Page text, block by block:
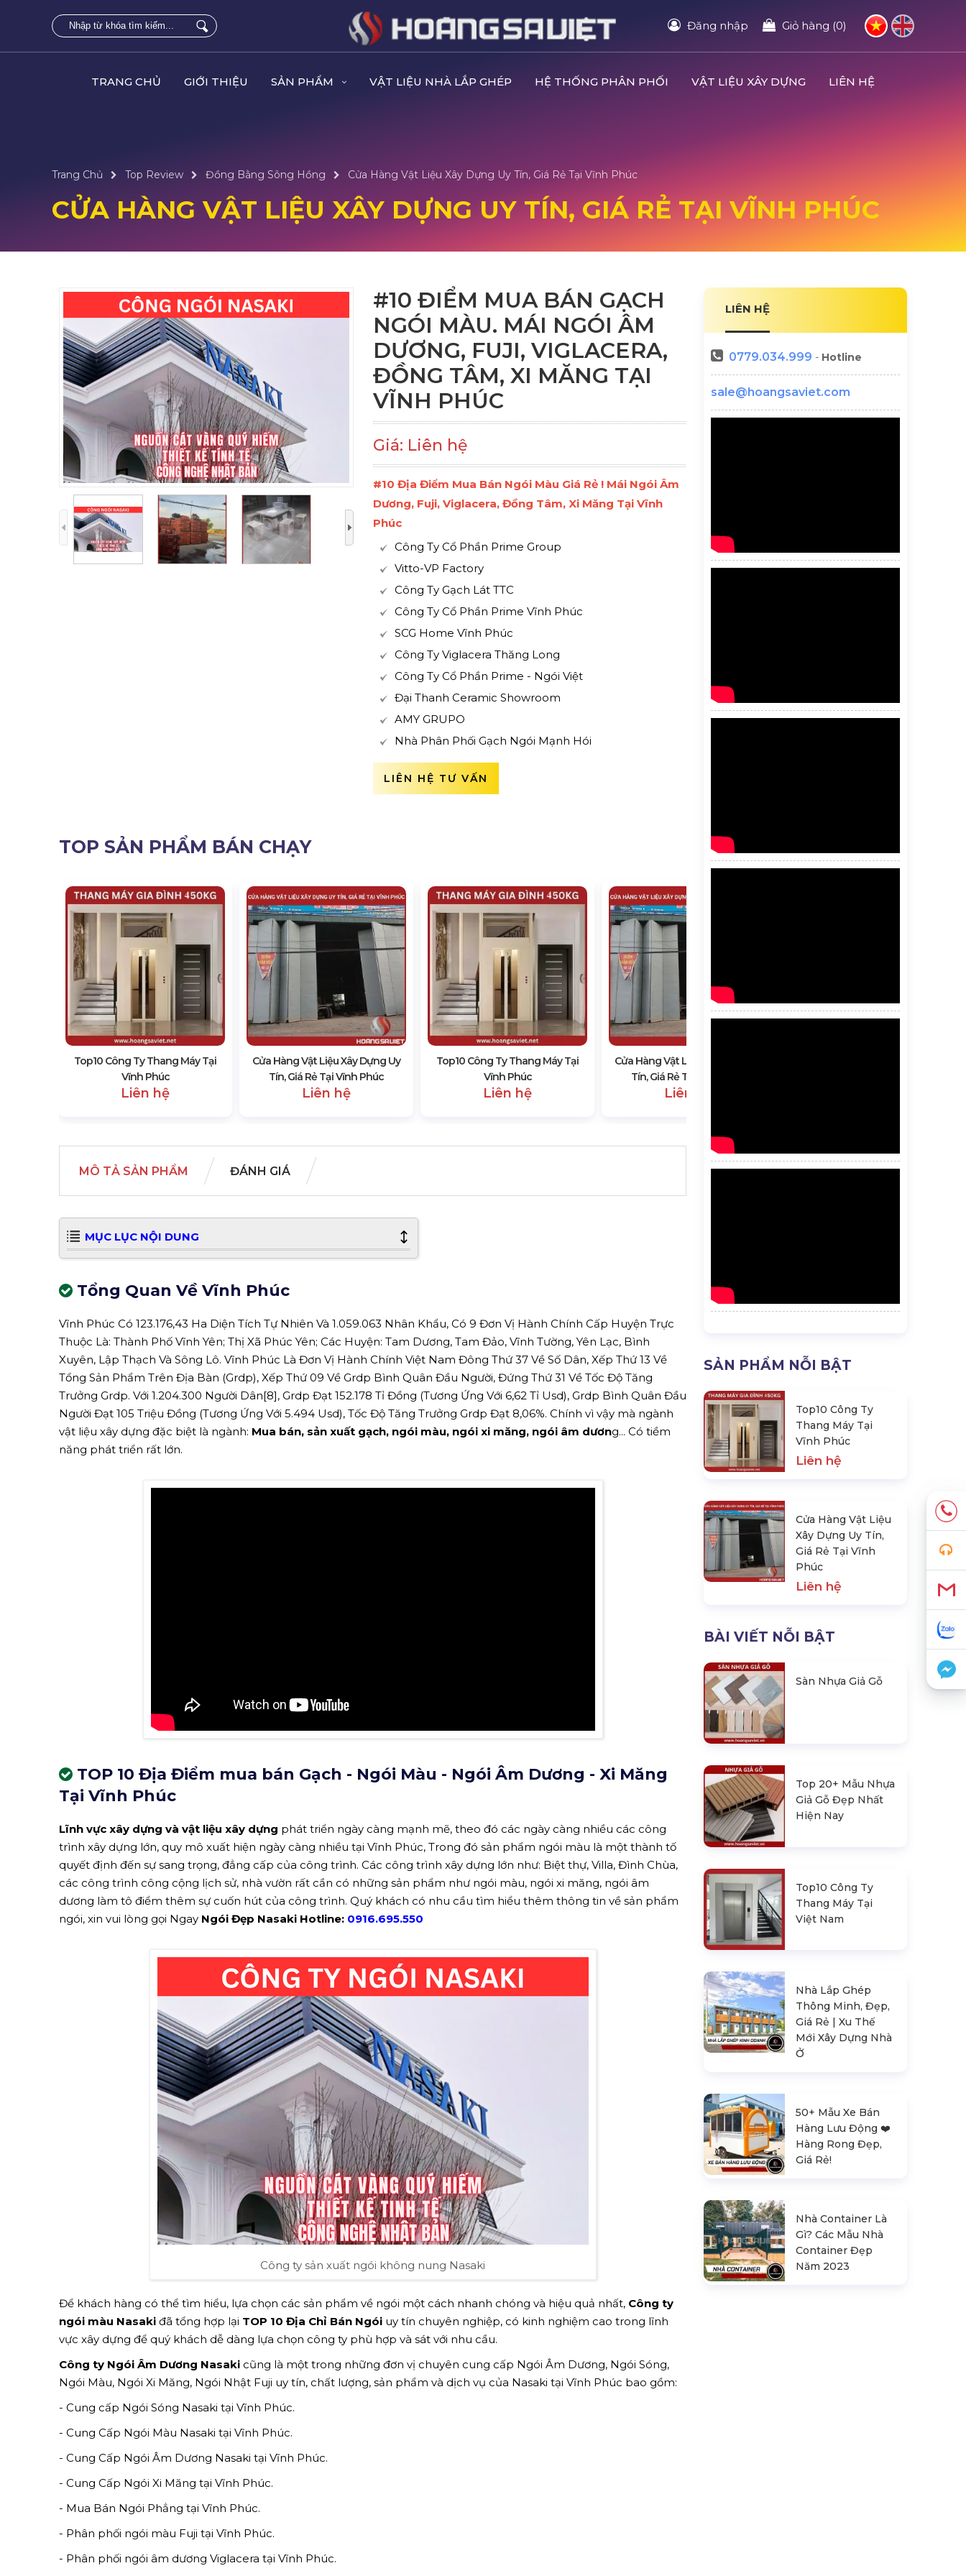
Đăng nhập Giỏ hàng (0)
TRANG CHỦ GIỚI THIỆU SẢN PHẨM VẬT LIỆU NHÀ LẮP GHÉP HỆ THỐNG PHÂN PHỐI VẬT LIỆU XÂY DỰNG LIÊN HỆ
Trang Chủ Top Review Đồng Bằng Sông Hồng Cửa Hàng Vật Liệu Xây Dựng Uy Tín, Giá Rẻ Tại Vĩnh Phúc
CỬA HÀNG VẬT LIỆU XÂY DỰNG UY TÍN, GIÁ RẺ TẠI VĨNH PHÚC
#10 ĐIỂM MUA BÁN GẠCH
NGÓI MÀU. MÁI NGÓI ÂM
DƯƠNG, FUJI, VIGLACERA,
ĐỒNG TÂM, XI MĂNG TẠI
VĨNH PHÚC
Giá: Liên hệ
#10 Địa Điểm Mua Bán Ngói Màu Giá Rẻ ! Mái Ngói Âm
Dương, Fuji, Viglacera, Đồng Tâm, Xi Măng Tại Vĩnh
Phúc
Công Ty Cổ Phần Prime Group
Vitto-VP Factory
Công Ty Gạch Lát TTC
Công Ty Cổ Phần Prime Vĩnh Phúc
SCG Home Vĩnh Phúc
Công Ty Viglacera Thăng Long
Công Ty Cổ Phần Prime - Ngói Việt
Đại Thanh Ceramic Showroom
AMY GRUPO
Nhà Phân Phối Gạch Ngói Mạnh Hói
LIÊN HỆ TƯ VẤN
TOP SẢN PHẨM BÁN CHẠY
Top10 Công Ty Thang Máy Tại
Vĩnh Phúc
Liên hệ
Cửa Hàng Vật Liệu Xây Dựng Uy
Tín, Giá Rẻ Tại Vĩnh Phúc
Liên hệ
Top10 Công Ty Thang Máy Tại
Vĩnh Phúc
Liên hệ
Cửa Hàng Vật Liệu Xây Dựng Uy
Tín, Giá Rẻ Tại Vĩnh Phúc
Liên hệ
Top10 Công Ty Thang Máy Tại
MÔ TẢ SẢN PHẨM ĐÁNH GIÁ
MỤC LỤC NỘI DUNG
Tổng Quan Về Vĩnh Phúc
Vĩnh Phúc Có 123.176,43 Ha Diện Tích Tự Nhiên Và 1.059.063 Nhân Khẩu, Có 9 Đơn Vị Hành Chính Cấp Huyện Trực
Thuộc Là: Thành Phố Vĩnh Yên; Thị Xã Phúc Yên; Các Huyện: Tam Dương, Tam Đảo, Vĩnh Tường, Yên Lạc, Bình
Xuyên, Lập Thạch Và Sông Lô. Vĩnh Phúc Là Đơn Vị Hành Chính Việt Nam Đông Thứ 37 Về Số Dân, Xếp Thứ 13 Về
Tổng Sản Phẩm Trên Địa Bàn (Grdp), Xếp Thứ 09 Về Grdp Bình Quân Đầu Người, Đứng Thứ 31 Về Tốc Độ Tăng
Trưởng Grdp. Với 1.204.300 Người Dân[8], Grdp Đạt 152.178 Tỉ Đồng (Tương Ứng Với 6,62 Tỉ Usd), Grdp Bình Quân Đầu
Người Đạt 105 Triệu Đồng (Tương Ứng Với 5.494 Usd), Tốc Độ Tăng Trưởng Grdp Đạt 8,06%. Chính vì vậy mà ngành
vật liệu xây dựng đặc biệt là ngành: Mua bán, sản xuất gạch, ngói màu, ngói xi măng, ngói âm dương... Có tiềm
năng phát triển rất lớn.
TOP 10 Địa Điểm mua bán Gạch - Ngói Màu - Ngói Âm Dương - Xi Măng
Tại Vĩnh Phúc
Lĩnh vực xây dựng và vật liệu xây dựng phát triển ngày càng mạnh mẽ, theo đó các ngày càng nhiều các công
trình xây dựng lớn, quy mô xuất hiện ngày càng nhiều tại Vĩnh Phúc, Trong đó sản phẩm ngói màu là một thành tố
quyết định đến sự sang trọng, đẳng cấp của công trình. Các công trình xây dựng lớn như: Biệt thự, Villa, Đình Chùa,
các công trình công cộng lịch sử, nhà vườn rất cần có những sản phẩm như ngói màu, ngói xi măng, ngói âm
dương làm tô điểm thêm sự cuốn hút của công trình. Quý khách có nhu cầu tìm hiểu thêm thông tin về sản phẩm
ngói, xin vui lòng gọi Ngay Ngói Đẹp Nasaki Hotline: 0916.695.550
Công ty sản xuất ngói không nung Nasaki
Để khách hàng có thể tìm hiểu, lựa chọn các sản phẩm về ngói một cách nhanh chóng và hiệu quả nhất, Công ty
ngói màu Nasaki đã tổng hợp lại TOP 10 Địa Chỉ Bán Ngói uy tín chuyên nghiệp, có kinh nghiệm cao trong lĩnh
vực xây dựng để quý khách dễ dàng lựa chọn công ty phù hợp và sát với nhu cầu.
Công ty Ngói Âm Dương Nasaki cũng là một trong những đơn vị chuyên cung cấp Ngói Âm Dương, Ngói Sóng,
Ngói Màu, Ngói Xi Măng, Ngói Nhật Fuji uy tín, chất lượng, sản phẩm và dịch vụ của Nasaki tại Vĩnh Phúc bao gồm:
- Cung cấp Ngói Sóng Nasaki tại Vĩnh Phúc.
- Cung Cấp Ngói Màu Nasaki tại Vĩnh Phúc.
- Cung Cấp Ngói Âm Dương Nasaki tại Vĩnh Phúc.
- Cung Cấp Ngói Xi Măng tại Vĩnh Phúc.
- Mua Bán Ngói Phẳng tại Vĩnh Phúc.
- Phân phối ngói màu Fuji tại Vĩnh Phúc.
- Phân phối ngói âm dương Viglacera tại Vĩnh Phúc.
LIÊN HỆ
0779.034.999 - Hotline
sale@hoangsaviet.com
SẢN PHẨM NỖI BẬT
Top10 Công Ty
Thang Máy Tại
Vĩnh Phúc
Liên hệ
Cửa Hàng Vật Liệu
Xây Dựng Uy Tín,
Giá Rẻ Tại Vĩnh
Phúc
Liên hệ
BÀI VIẾT NỖI BẬT
Sàn Nhựa Giả Gỗ
Top 20+ Mẫu Nhựa
Giả Gỗ Đẹp Nhất
Hiện Nay
Top10 Công Ty
Thang Máy Tại
Việt Nam
Nhà Lắp Ghép
Thông Minh, Đẹp,
Giá Rẻ | Xu Thế
Mới Xây Dựng Nhà
Ở
50+ Mẫu Xe Bán
Hàng Lưu Động ❤️️
Hàng Rong Đẹp,
Giá Rẻ!
Nhà Container Là
Gì? Các Mẫu Nhà
Container Đẹp
Năm 2023